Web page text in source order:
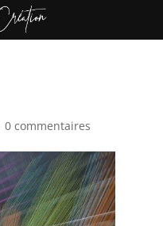
0 commentaires